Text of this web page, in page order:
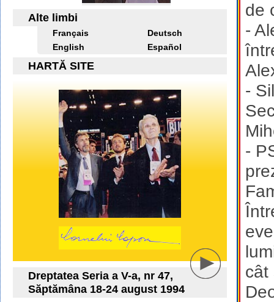
de
-
-
-
cât
Alte limbi
Français
Deutsch
English
Español
HARTĂ SITE
Dreptatea Seria a V-a, nr 47,
Săptămâna 18-24 august 1994